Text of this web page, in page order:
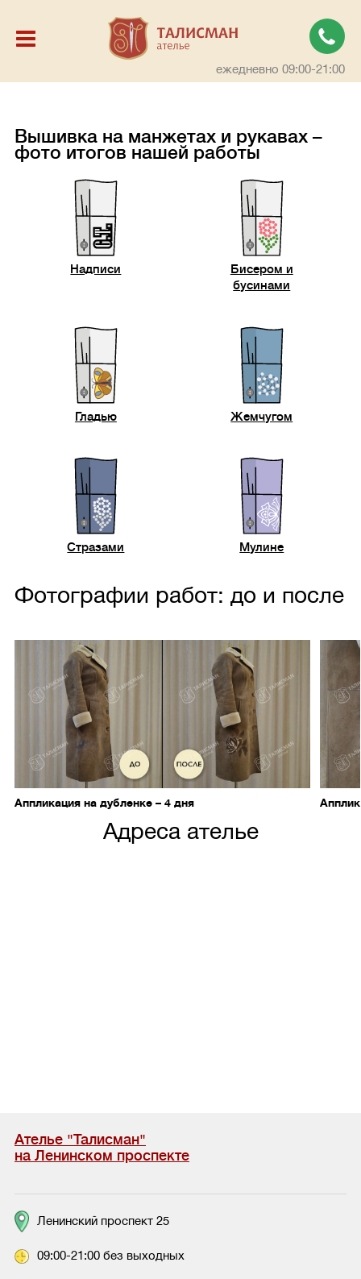
ежедневно 09:00-21:00
Вышивка на манжетах и рукавах –
фото итогов нашей работы
Надписи
Бисером и
бусинами
Гладью Жемчугом
Стразами Мулине
Фотографии работ: до и после
Аппликация на дубленке – 4 дня
Адреса ателье
Ателье "Талисман"
на Ленинском проспекте
Ленинский проспект 25
09:00-21:00 без выходных